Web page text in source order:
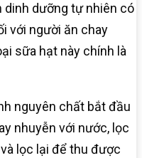
dinh dưỡng tự nhiên có
với người ăn chay
sữa hạt này chính là
nguyên chất bắt đầu
nhuyễn với nước, lọc
lọc lại để thu được